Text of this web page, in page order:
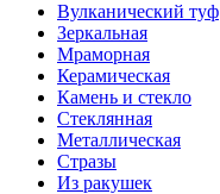
Вулканический туф
Зеркальная
Мраморная
Керамическая
Камень и стекло
Стеклянная
Металлическая
Стразы
Из ракушек